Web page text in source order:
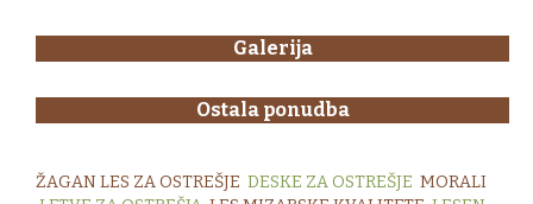
Galerija
Ostala ponudba
ŽAGAN LES ZA OSTREŠJE DESKE ZA OSTREŠJE MORALI